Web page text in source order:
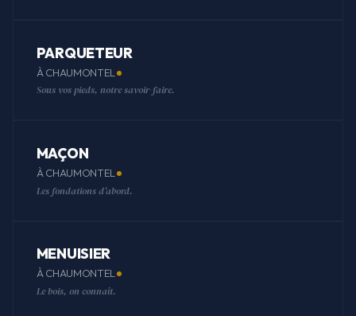
PARQUETEUR
À CHAUMONTEL
Sous vos pieds, notre savoir-faire.
MAÇON
À CHAUMONTEL
Les fondations d'abord.
MENUISIER
À CHAUMONTEL
Le bois, on connaît.